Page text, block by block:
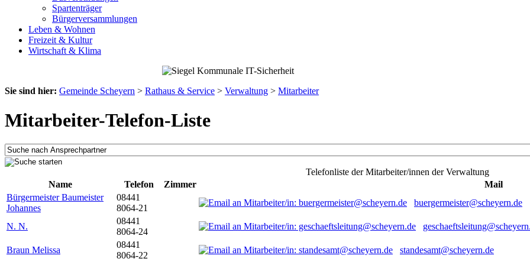
Spartenträger
Bürgerversammlungen
Leben & Wohnen
Freizeit & Kultur
Wirtschaft & Klima
Sie sind hier: Gemeinde Scheyern > Rathaus & Service > Verwaltung > Mitarbeiter
Mitarbeiter-Telefon-Liste
Telefonliste der Mitarbeiter/innen der Verwaltung
Name
Telefon Zimmer
Mail
Bürgermeister Baumeister
Johannes
08441
8064-21
buergermeister@scheyern.de
N. N.
08441
8064-24
Braun Melissa
08441
8064-22
standesamt@scheyern.de